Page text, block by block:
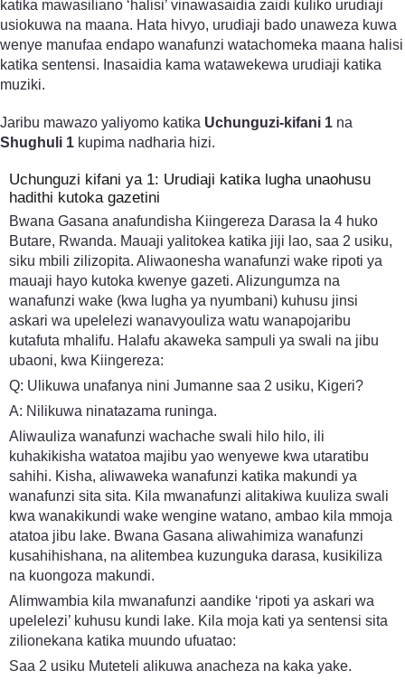
katika mawasiliano ‘halisi’ vinawasaidia zaidi kuliko urudiaji
usiokuwa na maana. Hata hivyo, urudiaji bado unaweza kuwa
wenye manufaa endapo wanafunzi watachomeka maana halisi
katika sentensi. Inasaidia kama watawekewa urudiaji katika
muziki.
Jaribu mawazo yaliyomo katika Uchunguzi-kifani 1 na
Shughuli 1 kupima nadharia hizi.
Uchunguzi kifani ya 1: Urudiaji katika lugha unaohusu
hadithi kutoka gazetini
Bwana Gasana anafundisha Kiingereza Darasa la 4 huko
Butare, Rwanda. Mauaji yalitokea katika jiji lao, saa 2 usiku,
siku mbili zilizopita. Aliwaonesha wanafunzi wake ripoti ya
mauaji hayo kutoka kwenye gazeti. Alizungumza na
wanafunzi wake (kwa lugha ya nyumbani) kuhusu jinsi
askari wa upelelezi wanavyouliza watu wanapojaribu
kutafuta mhalifu. Halafu akaweka sampuli ya swali na jibu
ubaoni, kwa Kiingereza:
Q: Ulikuwa unafanya nini Jumanne saa 2 usiku, Kigeri?
A: Nilikuwa ninatazama runinga.
Aliwauliza wanafunzi wachache swali hilo hilo, ili
kuhakikisha watatoa majibu yao wenyewe kwa utaratibu
sahihi. Kisha, aliwaweka wanafunzi katika makundi ya
wanafunzi sita sita. Kila mwanafunzi alitakiwa kuuliza swali
kwa wanakikundi wake wengine watano, ambao kila mmoja
atatoa jibu lake. Bwana Gasana aliwahimiza wanafunzi
kusahihishana, na alitembea kuzunguka darasa, kusikiliza
na kuongoza makundi.
Alimwambia kila mwanafunzi aandike ‘ripoti ya askari wa
upelelezi’ kuhusu kundi lake. Kila moja kati ya sentensi sita
zilionekana katika muundo ufuatao:
Saa 2 usiku Muteteli alikuwa anacheza na kaka yake.